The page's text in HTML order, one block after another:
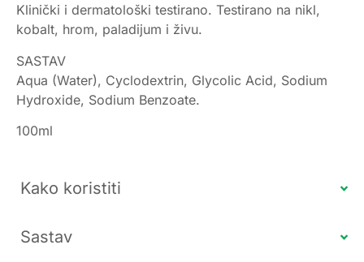
Klinički i dermatološki testirano. Testirano na nikl,
kobalt, hrom, paladijum i živu.
SASTAV
Aqua (Water), Cyclodextrin, Glycolic Acid, Sodium
Hydroxide, Sodium Benzoate.
100ml
Kako koristiti
Sastav